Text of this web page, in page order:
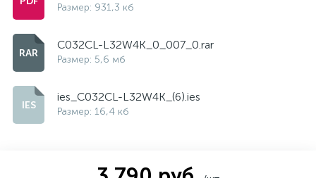
Размер: 931,3 кб
C032CL-L32W4K_0_007_0.rar
Размер: 5,6 мб
ies_C032CL-L32W4K_(6).ies
Размер: 16,4 кб